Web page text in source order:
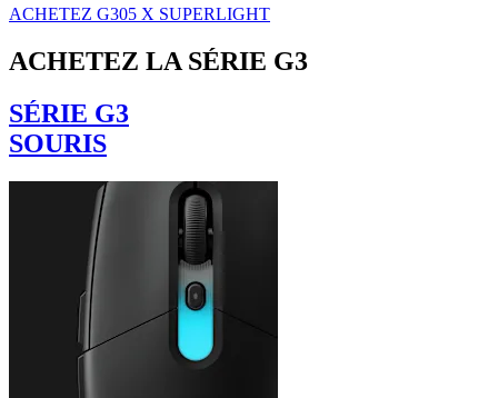
ACHETEZ G305 X SUPERLIGHT
ACHETEZ LA SÉRIE G3
SÉRIE G3
SOURIS